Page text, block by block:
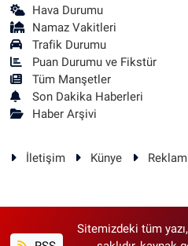
Hava Durumu
Namaz Vakitleri
Trafik Durumu
Puan Durumu ve Fikstür
Tüm Manşetler
Son Dakika Haberleri
Haber Arşivi
İletişim Künye
Sitemizdeki tüm